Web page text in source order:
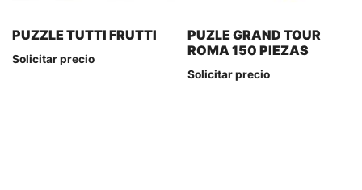
PUZZLE TUTTI FRUTTI
Solicitar precio
PUZLE GRAND TOUR
ROMA 150 PIEZAS
Solicitar precio